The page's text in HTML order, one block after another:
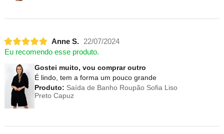
Anne S.
22/07/2024
Eu recomendo esse produto.
Gostei muito, vou comprar outro
É lindo, tem a forma um pouco grande
Produto: Saída de Banho Roupão Sofia Liso
Preto Capuz